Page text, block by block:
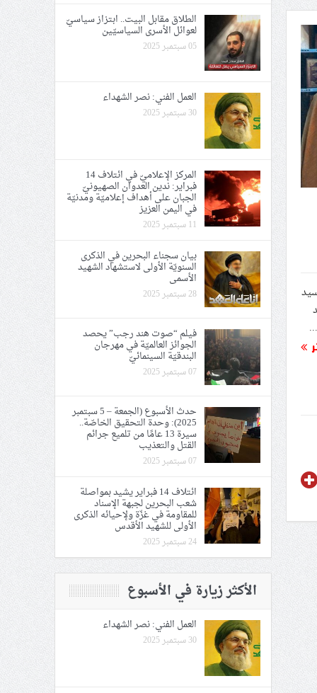
الطلاق مقابل البيت.. ابتزاز سياسيّ
لعوائل الأسرى السياسيّين
05 سبتمبر 2025
العمل الفني: نصر الشهداء
30 سبتمبر 2025
المركز الإعلاميّ في ائتلاف 14
فبراير: ندين العدوان الصهيونيّ
الجبان على أهداف إعلاميّة ومدنيّة
في اليمن العزيز
11 سبتمبر 2025
بيان سجناء البحرين في الذكرى
السنويّة الأولى لاستشهاد الشهيد
الأسمى
28 سبتمبر 2025
فيلم “صوت هند رجب” يحصد
الجوائز العالميّة في مهرجان
البندقيّة السينمائيّ
07 سبتمبر 2025
حدث الأسبوع (الجمعة – 5 سبتمبر
2025): وحدة التحقيق الخاصّة..
سيرة 13 عامًا من تلميع جرائم
القتل والتعذيب
07 سبتمبر 2025
ائتلاف 14 فبراير يشيد بمواصلة
شعب البحرين لجبهة الإسناد
للمقاومة في غزّة ولإحيائه الذكرى
الأولى للشهيد الأقدس
24 سبتمبر 2025
الأكثر زيارة في الأسبوع
العمل الفني: نصر الشهداء
30 سبتمبر 2025